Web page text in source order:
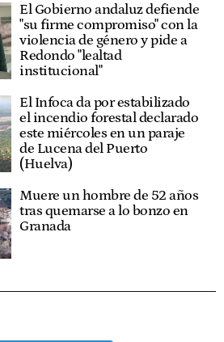
El Gobierno andaluz defiende
"su firme compromiso" con la
violencia de género y pide a
Redondo "lealtad
institucional"
El Infoca da por estabilizado
el incendio forestal declarado
este miércoles en un paraje
de Lucena del Puerto
(Huelva)
Muere un hombre de 52 años
tras quemarse a lo bonzo en
Granada